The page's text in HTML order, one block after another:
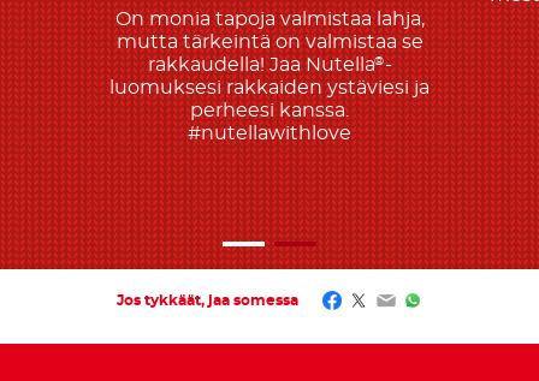
On monia tapoja valmistaa lahja,
mutta tärkeintä on valmistaa se
rakkaudella! Jaa Nutella®-
luomuksesi rakkaiden ystäviesi ja
perheesi kanssa.
#nutellawithlove
Jos tykkäät, jaa somessa Facebook
Twitter
EmailWhatsApp